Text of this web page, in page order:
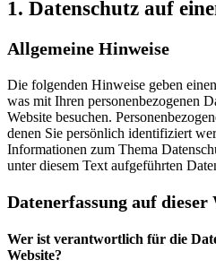
1. Datenschutz auf
Allgemeine Hinweise
Die folgenden Hinweise geben
was mit Ihren personenbezogenen
Website besuchen.
denen Sie persönlich identifiziert
Informationen zum Thema
unter diesem Text aufgeführten
Datenerfassung auf dieser
Wer ist verantwortlich für die
Website?